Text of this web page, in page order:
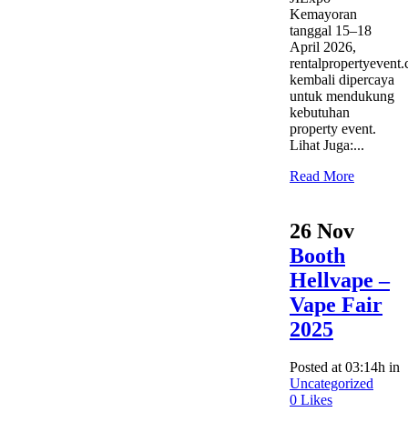
Kemayoran
tanggal 15–18
April 2026,
kembali dipercaya
untuk mendukung
kebutuhan
property event.
Lihat Juga:...
Read More
26 Nov
Booth
Hellvape –
Vape Fair
2025
Posted at 03:14h in
Uncategorized
0 Likes